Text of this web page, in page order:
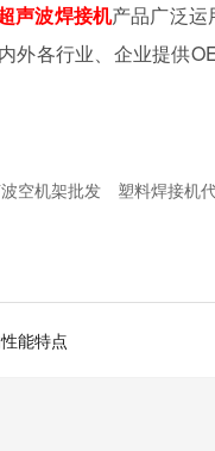
声波焊接机产品广泛运
外各行业、企业提供
空机架批发 塑料焊接机
能特点